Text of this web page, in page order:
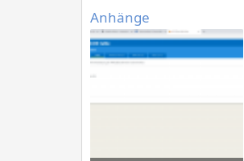
Anhänge